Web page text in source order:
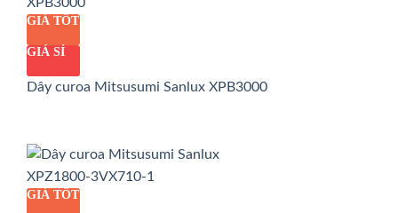
GIÁ TỐT
GIÁ SỈ
Dây curoa Mitsusumi Sanlux XPB3000
GIÁ TỐT